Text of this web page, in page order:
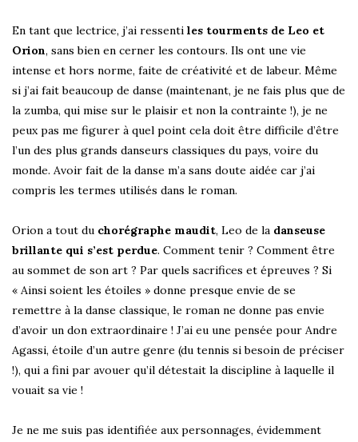
En tant que lectrice, j’ai ressenti les tourments de Leo et
Orion, sans bien en cerner les contours. Ils ont une vie
intense et hors norme, faite de créativité et de labeur. Même
si j’ai fait beaucoup de danse (maintenant, je ne fais plus que de
la zumba, qui mise sur le plaisir et non la contrainte !), je ne
peux pas me figurer à quel point cela doit être difficile d’être
l’un des plus grands danseurs classiques du pays, voire du
monde. Avoir fait de la danse m’a sans doute aidée car j’ai
compris les termes utilisés dans le roman.
Orion a tout du chorégraphe maudit, Leo de la danseuse
brillante qui s’est perdue. Comment tenir ? Comment être
au sommet de son art ? Par quels sacrifices et épreuves ? Si
« Ainsi soient les étoiles » donne presque envie de se
remettre à la danse classique, le roman ne donne pas envie
d’avoir un don extraordinaire ! J’ai eu une pensée pour Andre
Agassi, étoile d’un autre genre (du tennis si besoin de préciser
!), qui a fini par avouer qu’il détestait la discipline à laquelle il
vouait sa vie !
Je ne me suis pas identifiée aux personnages, évidemment